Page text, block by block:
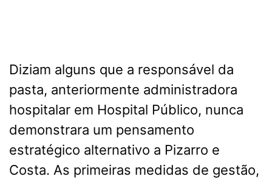
Diziam alguns que a responsável da
pasta, anteriormente administradora
hospitalar em Hospital Público, nunca
demonstrara um pensamento
estratégico alternativo a Pizarro e
Costa. As primeiras medidas de gestão,